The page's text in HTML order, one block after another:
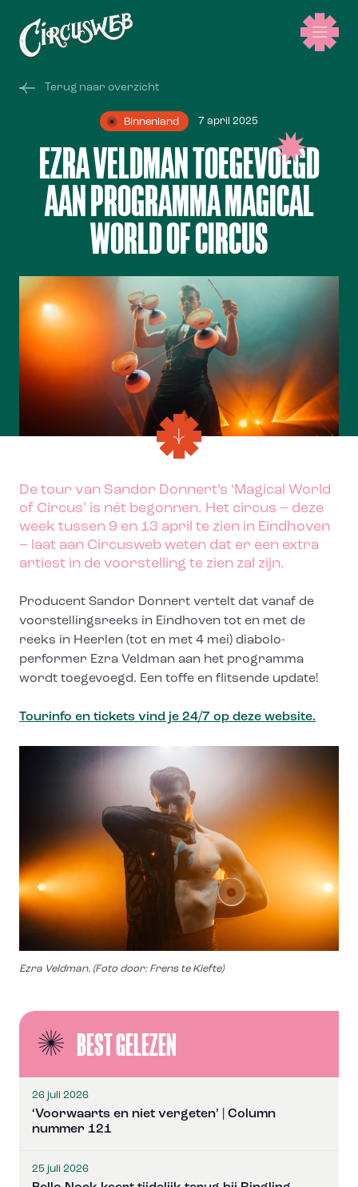
Terug naar overzicht
Binnenland 7 april 2025
EZRA VELDMAN TOEGEVOEGD
AAN PROGRAMMA MAGICAL
WORLD OF CIRCUS
De tour van Sandor Donnert’s ‘Magical World
of Circus’ is nét begonnen. Het circus – deze
week tussen 9 en 13 april te zien in Eindhoven
– laat aan Circusweb weten dat er een extra
artiest in de voorstelling te zien zal zijn.
Producent Sandor Donnert vertelt dat vanaf de
voorstellingsreeks in Eindhoven tot en met de
reeks in Heerlen (tot en met 4 mei) diabolo-
performer Ezra Veldman aan het programma
wordt toegevoegd. Een toffe en flitsende update!
Tourinfo en tickets vind je 24/7 op deze website.
Ezra Veldman. (Foto door: Frens te Kiefte)
BEST GELEZEN
26 juli 2026
‘Voorwaarts en niet vergeten’ | Column
nummer 121
25 juli 2026